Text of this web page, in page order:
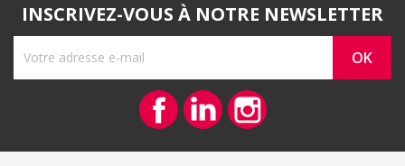
INSCRIVEZ-VOUS À NOTRE NEWSLETTER
FacebookVimeo